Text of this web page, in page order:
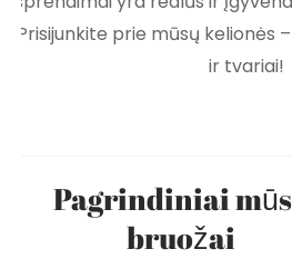
Prisijunkite prie mūsų kelionės
ir tvariai!
Pagrindiniai
bruožai